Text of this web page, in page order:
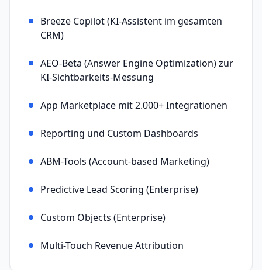
Breeze Copilot (KI-Assistent im gesamten
CRM)
AEO-Beta (Answer Engine Optimization) zur
KI-Sichtbarkeits-Messung
App Marketplace mit 2.000+ Integrationen
Reporting und Custom Dashboards
ABM-Tools (Account-based Marketing)
Predictive Lead Scoring (Enterprise)
Custom Objects (Enterprise)
Multi-Touch Revenue Attribution